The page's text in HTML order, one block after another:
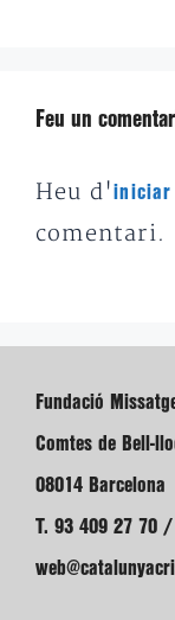
Feu un
Heu d'iniciar
comentari.
Fundació
Comtes de Bell-
08014 Barcelona
T. 93 409 27 70